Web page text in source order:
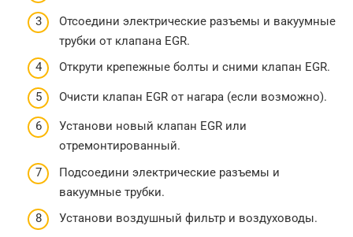
Отсоедини электрические разъемы и вакуумные
трубки от клапана EGR.
Открути крепежные болты и сними клапан EGR.
Очисти клапан EGR от нагара (если возможно).
Установи новый клапан EGR или
отремонтированный.
Подсоедини электрические разъемы и
вакуумные трубки.
Установи воздушный фильтр и воздуховоды.